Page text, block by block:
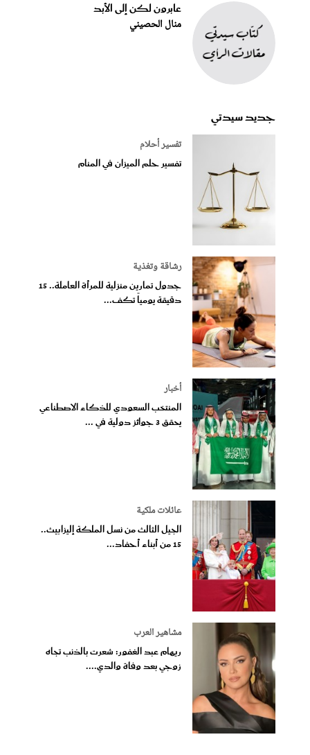
عابرون لكن إلى الأبد
منال الحصيني
جديد سيدتي
تفسير أحلام
تفسير حلم الميزان في المنام
رشاقة وتغذية
جدول تمارين منزلية للمرأة العاملة.. 15
دقيقة يومياً تكف...
أخبار
المنتخب السعودي للذكاء الاصطناعي
يحقق 3 جوائز دولية في ...
عائلات ملكية
الجيل الثالث من نسل الملكة إليزابيث..
15 من أبناء أحفاد...
مشاهير العرب
ريهام عبد الغفور: شعرت بالذنب تجاه
زوجي بعد وفاة والدي....